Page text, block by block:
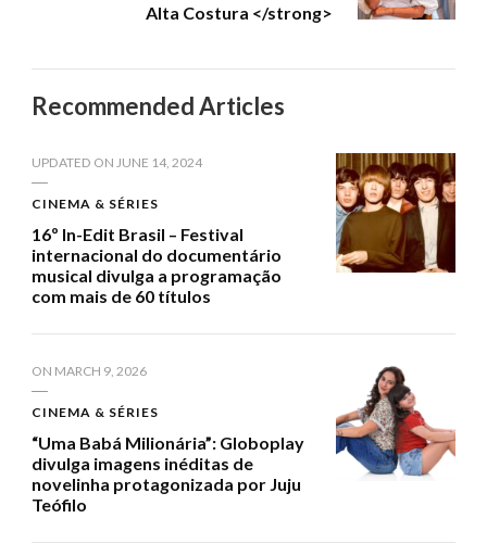
Alta Costura </strong>
Recommended Articles
UPDATED ON JUNE 14, 2024
CINEMA & SÉRIES
16º In-Edit Brasil – Festival
internacional do documentário
musical divulga a programação
com mais de 60 títulos
ON MARCH 9, 2026
CINEMA & SÉRIES
“Uma Babá Milionária”: Globoplay
divulga imagens inéditas de
novelinha protagonizada por Juju
Teófilo